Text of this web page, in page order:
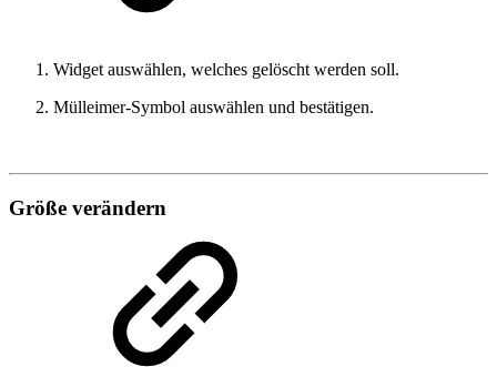
Widget auswählen, welches gelöscht werden soll.
Mülleimer-Symbol auswählen und bestätigen.
Größe verändern